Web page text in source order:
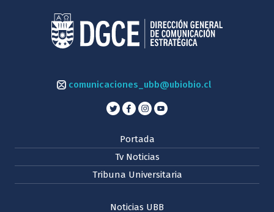
comunicaciones_ubb@ubiobio.cl
Portada
Tv Noticias
Tribuna Universitaria
Noticias UBB